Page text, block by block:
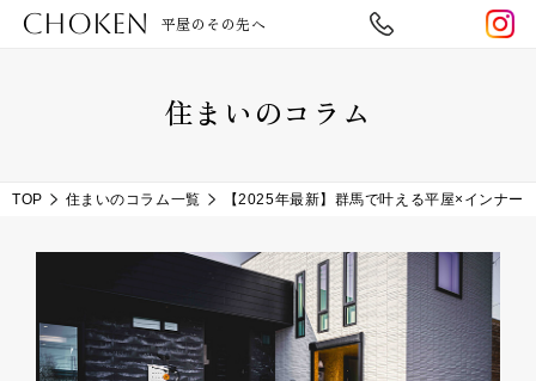
CHOKEN 平屋のその先へ
住まいのコラム
TOP 住まいのコラム一覧 【2025年最新】群馬で叶える平屋×インナ